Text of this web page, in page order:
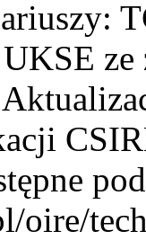
oire/